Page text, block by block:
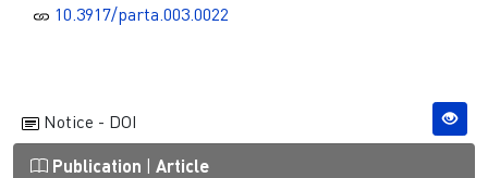
10.3917/parta.003.0022
Notice - DOI
Publication Article